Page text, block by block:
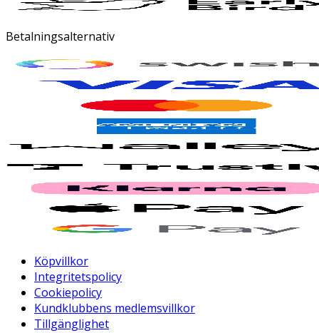
Betalningsalternativ
Köpvillkor
Integritetspolicy
Cookiepolicy
Kundklubbens medlemsvillkor
Tillgänglighet